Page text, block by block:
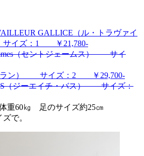
GALLICE（ル・トラヴァイ
イズ：1 ￥21,780-
（セントジェームス） サイ
ラン） サイズ：2 ￥29,700-
（ジーエイチ・バス） サイズ：
60㎏ 足のサイズ約25㎝
で。